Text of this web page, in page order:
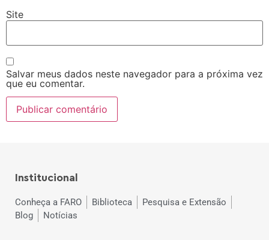
Site
Salvar meus dados neste navegador para a próxima vez
que eu comentar.
Institucional
Conheça a FARO Biblioteca
Pesquisa e Extensão
Blog
Notícias